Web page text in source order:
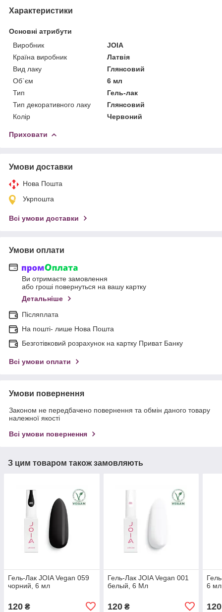
Характеристики
Основні атрибути
Виробник
JOIA
Країна виробник
Латвія
Вид лаку
Глянсовий
Об`єм
6 мл
Тип
Гель-лак
Тип декоративного лаку
Глянсовий
Колір
Червоний
Приховати
Умови доставки
Нова Пошта
Укрпошта
Всі умови доставки
Умови оплати
Ви отримаєте замовлення
або гроші повернуться на вашу картку
Детальніше
Післяплата
На пошті- лише Нова Пошта
Безготівковий розрахунок на картку Приват Банку
Всі умови оплати
Умови повернення
Законом не передбачено повернення та обмін даного товару
належної якості
Всі умови повернення
З цим товаром також замовляють
Гель-Лак JOIA Vegan 059
чорний, 6 мл
120 ₴
Гель-Лак JOIA Vegan 001
белый, 6 Мл
120₴
6 мл
120